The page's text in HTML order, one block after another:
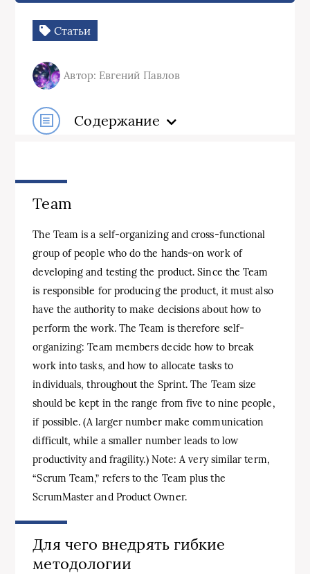
Статьи
Автор: Евгений Павлов
Содержание
Team
The Team is a self-organizing and cross-functional
group of people who do the hands-on work of
developing and testing the product. Since the Team
is responsible for producing the product, it must also
have the authority to make decisions about how to
perform the work. The Team is therefore self-
organizing: Team members decide how to break
work into tasks, and how to allocate tasks to
individuals, throughout the Sprint. The Team size
should be kept in the range from five to nine people,
if possible. (A larger number make communication
difficult, while a smaller number leads to low
productivity and fragility.) Note: A very similar term,
“Scrum Team,” refers to the Team plus the
ScrumMaster and Product Owner.
Для чего внедрять гибкие
методологии